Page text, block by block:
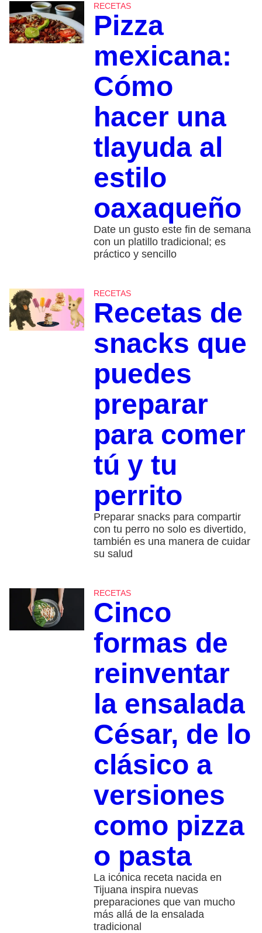
RECETAS
Pizza
mexicana:
Cómo
hacer una
tlayuda al
estilo
oaxaqueño
Date un gusto este fin de semana
con un platillo tradicional; es
práctico y sencillo
RECETAS
Recetas de
snacks que
puedes
preparar
para comer
tú y tu
perrito
Preparar snacks para compartir
con tu perro no solo es divertido,
también es una manera de cuidar
su salud
RECETAS
Cinco
formas de
reinventar
la ensalada
César, de lo
clásico a
versiones
como pizza
o pasta
La icónica receta nacida en
Tijuana inspira nuevas
preparaciones que van mucho
más allá de la ensalada
tradicional